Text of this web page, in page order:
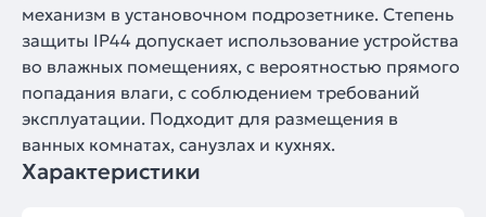
механизм в установочном подрозетнике. Степень
защиты IP44 допускает использование устройства
во влажных помещениях, с вероятностью прямого
попадания влаги, с соблюдением требований
эксплуатации. Подходит для размещения в
ванных комнатах, санузлах и кухнях.
Характеристики